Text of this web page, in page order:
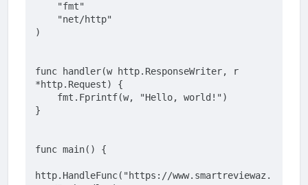
"fmt"
"net/http"
)
func handler(w http.ResponseWriter, r
*http.Request)
{
fmt.Fprintf(w,
"Hello, world!" )
}
func main() {
http.HandleFunc( "https://www.smartreviewaz.